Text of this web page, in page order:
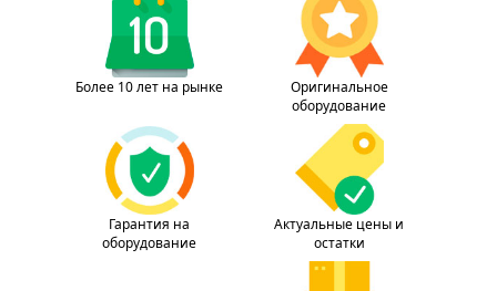
Более 10 лет на рынке
Оригинальное
оборудование
Гарантия на
оборудование
Актуальные цены и
остатки